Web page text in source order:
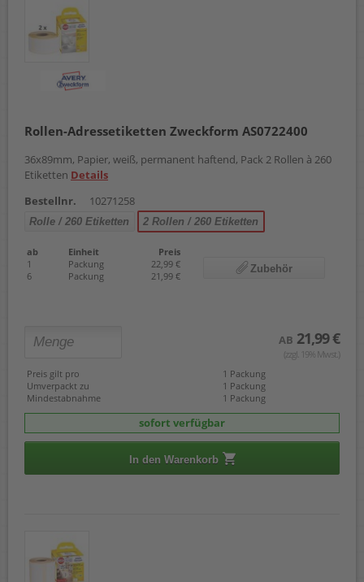
Rollen-Adressetiketten Zweckform AS0722400
36x89mm, Papier, weiß, permanent haftend, Pack 2 Rollen à 260
Etiketten Details
Bestellnr.
10271258
Rolle / 260 Etiketten 2 Rollen / 260 Etiketten
ab Einheit
Preis
1
Packung
22,99 €
6
Packung 21,99 €
Zubehör
AB 21,99 €
(zzgl. 19% Mwst.)
Preis gilt pro
1 Packung
Umverpackt zu
1 Packung
Mindestabnahme
1 Packung
sofort verfügbar
In den Warenkorb